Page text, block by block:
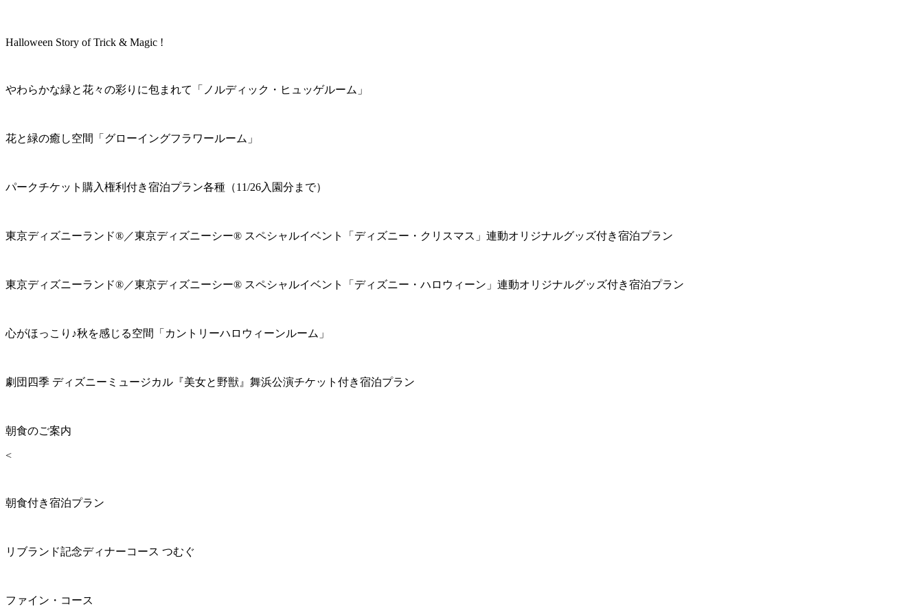
Halloween Story of Trick & Magic !
やわらかな緑と花々の彩りに包まれて「ノルディック・ヒュッゲルーム」
花と緑の癒し空間「グローイングフラワールーム」
パークチケット購入権利付き宿泊プラン各種（11/26入園分まで）
東京ディズニーランド®／東京ディズニーシー® スペシャルイベント「ディズニー・クリスマス」連動オリジナルグッズ付き宿泊プラン
東京ディズニーランド®／東京ディズニーシー® スペシャルイベント「ディズニー・ハロウィーン」連動オリジナルグッズ付き宿泊プラン
心がほっこり♪秋を感じる空間「カントリーハロウィーンルーム」
劇団四季 ディズニーミュージカル『美女と野獣』舞浜公演チケット付き宿泊プラン
朝食のご案内
<
朝食付き宿泊プラン
リブランド記念ディナーコース つむぐ
ファイン・コース